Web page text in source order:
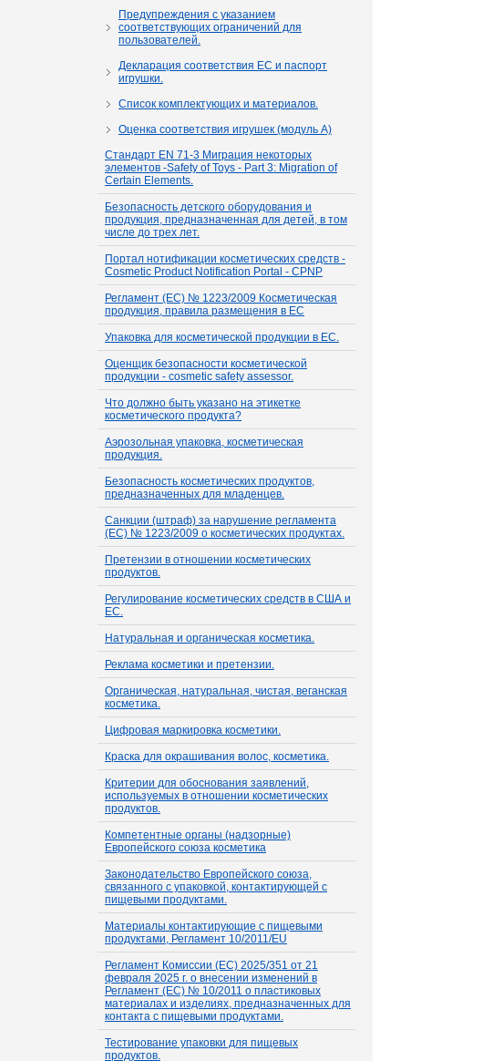
Предупреждения с указанием
соответствующих ограничений для
пользователей.
Декларация соответствия ЕС и паспорт
игрушки.
Список комплектующих и материалов.
Оценка соответствия игрушек (модуль А)
Стандарт EN 71-3 Миграция некоторых
элементов -Safety of Toys - Part 3: Migration of
Certain Elements.
Безопасность детского оборудования и
продукция, предназначенная для детей, в том
числе до трех лет.
Портал нотификации косметических средств -
Cosmetic Product Notification Portal - CPNP
Регламент (EC) № 1223/2009 Косметическая
продукция, правила размещения в ЕС
Упаковка для косметической продукции в ЕС.
Оценщик безопасности косметической
продукции - cosmetic safety assessor.
Что должно быть указано на этикетке
косметического продукта?
Аэрозольная упаковка, косметическая
продукция.
Безопасность косметических продуктов,
предназначенных для младенцев.
Санкции (штраф) за нарушение регламента
(ЕС) № 1223/2009 о косметических продуктах.
Претензии в отношении косметических
продуктов.
Регулирование косметических средств в США и
ЕС.
Натуральная и органическая косметика.
Реклама косметики и претензии.
Органическая, натуральная, чистая, веганская
косметика.
Цифровая маркировка косметики.
Краска для окрашивания волос, косметика.
Критерии для обоснования заявлений,
используемых в отношении косметических
продуктов.
Компетентные органы (надзорные)
Европейского союза косметика
Законодательство Европейского союза,
связанного с упаковкой, контактирующей с
пищевыми продуктами.
Материалы контактирующие с пищевыми
продуктами, Регламент 10/2011/EU
Регламент Комиссии (ЕС) 2025/351 от 21
февраля 2025 г. о внесении изменений в
Регламент (ЕС) № 10/2011 о пластиковых
материалах и изделиях, предназначенных для
контакта с пищевыми продуктами.
Тестирование упаковки для пищевых
продуктов.